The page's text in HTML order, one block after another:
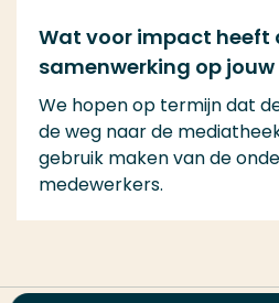
Wat voor impact heeft
samenwerking op
We hopen op termijn dat
de weg naar de
gebruik maken van de
medewerkers.